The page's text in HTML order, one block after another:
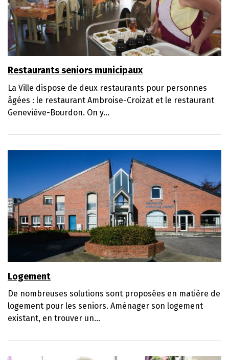
Restaurants seniors municipaux
La Ville dispose de deux restaurants pour personnes
âgées : le restaurant Ambroise-Croizat et le restaurant
Geneviève-Bourdon. On y...
Logement
De nombreuses solutions sont proposées en matière de
logement pour les seniors. Aménager son logement
existant, en trouver un...